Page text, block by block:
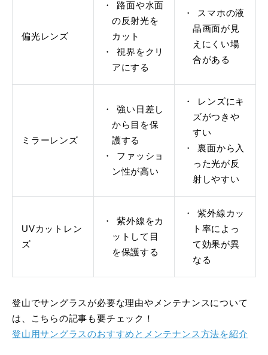
偏光レンズ
路面や水面
の反射光を
カット
視界をクリ
アにする
スマホの液
晶画面が見
えにくい場
合がある
ミラーレンズ
強い日差し
から目を保
護する
ファッショ
ン性が高い
レンズにキ
ズがつきや
すい
裏面から入
った光が反
射しやすい
UVカットレン
ズ
紫外線をカ
ットして目
を保護する
紫外線カッ
ト率によっ
て効果が異
なる
登山でサングラスが必要な理由やメンテナンスについて
は、こちらの記事も要チェック！
登山用サングラスのおすすめとメンテナンス方法を紹介